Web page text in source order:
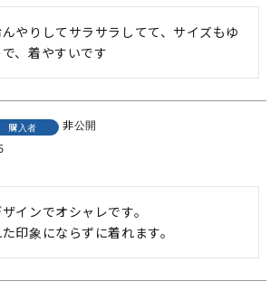
やりしてサラサラしてて、サイズもゆ
購入者
非公開
インでオシャレです。
印象にならずに着れます。